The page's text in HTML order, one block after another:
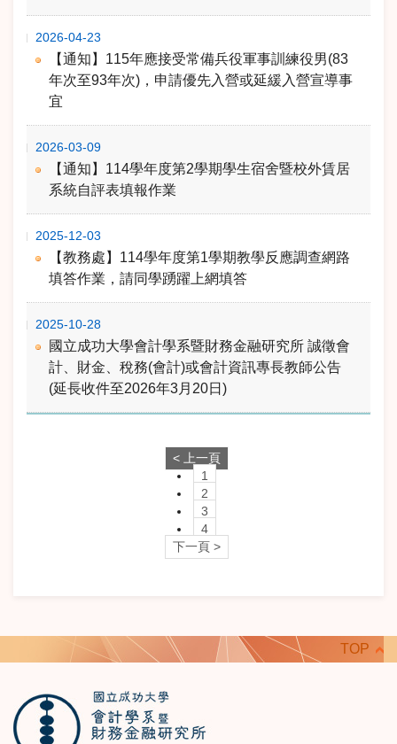
【通知】115年應接受常備兵役軍事訓練役男(83
年次至93年次)，申請優先入營或延緩入營宣導事
宜
2026-04-23
【通知】114學年度第2學期學生宿舍暨校外賃居
系統自評表填報作業
2026-03-09
【教務處】114學年度第1學期教學反應調查網路
填答作業，請同學踴躍上網填答
2025-12-03
國立成功大學會計學系暨財務金融研究所 誠徵會
計、財金、稅務(會計)或會計資訊專長教師公告
(延長收件至2026年3月20日)
2025-10-28
< 上一頁
1
2
3
4
下一頁 >
TOP